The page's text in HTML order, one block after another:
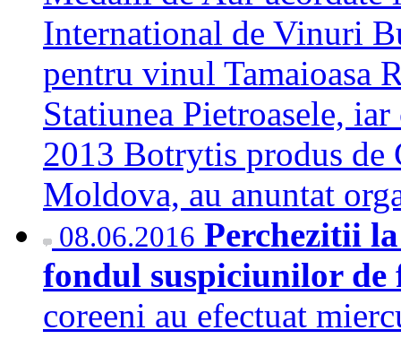
International de Vinuri
pentru vinul Tamaioasa
Statiunea Pietroasele,
2013 Botrytis produs de
Moldova, au anuntat
08.06.2016 Perchezitii
fondul suspiciunilor
coreeni au efectuat